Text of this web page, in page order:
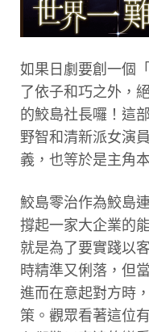
如果日劇要創一個
了依子和巧之外，
的鮫島社長囉！這
野智和清新派女演
義，也等於是主角
鮫島零治作為鮫島
撐起一家大企業的
就是為了要實踐以
時精準又俐落，但
進而在意起對方時
策。觀眾看著這位